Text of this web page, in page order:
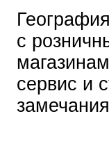
с
сервис и